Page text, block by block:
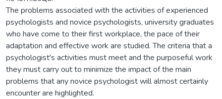
The problems associated with the activities of experienced
psychologists and novice psychologists, university graduates
who have come to their first workplace, the pace of their
adaptation and effective work are studied. The criteria that a
psychologist's activities must meet and the purposeful work
they must carry out to minimize the impact of the main
problems that any novice psychologist will almost certainly
encounter are highlighted.